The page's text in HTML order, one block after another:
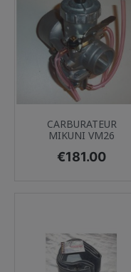
CARBURATEUR
MIKUNI VM26
Price
€181.00